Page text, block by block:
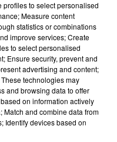
à la vie de chatelain
clip
le remix de « Love
to select personalised
Measure content
statistics or combinations
improve services; Create
to select personalised
Ensure security, prevent and
advertising and content;
technologies may
and browsing data to offer
on information actively
and combine data from
Identify devices based on